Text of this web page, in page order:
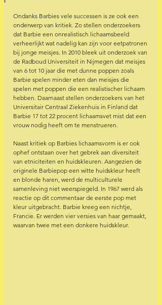
Ondanks Barbies vele successen is ze ook een
onderwerp van kritiek. Zo stellen onderzoekers
dat Barbie een onrealistisch lichaamsbeeld
verheerlijkt wat nadelig kan zijn voor eetpatronen
bij jonge meisjes. In 2010 bleek uit onderzoek van
de Radboud Universiteit in Nijmegen dat meisjes
van 6 tot 10 jaar die met dunne poppen zoals
Barbie spelen minder eten dan meisjes die
spelen met poppen die een realistischer lichaam
hebben. Daarnaast stellen onderzoekers van het
Universitair Centraal Ziekenhuis in Finland dat
Barbie 17 tot 22 procent lichaamsvet mist dat een
vrouw nodig heeft om te menstrueren.
Naast kritiek op Barbies lichaamsvorm is er ook
ophef ontstaan over het gebrek aan diversiteit
van etniciteiten en huidskleuren. Aangezien de
originele Barbiepop een witte huidskleur heeft
en blonde haren, werd de multiculturele
samenleving niet weerspiegeld. In 1967 werd als
reactie op dit commentaar de eerste pop met
kleur uitgebracht. Barbie kreeg een nichtje,
Francie. Er werden vier versies van haar gemaakt,
waarvan twee met een donkere huidskleur.